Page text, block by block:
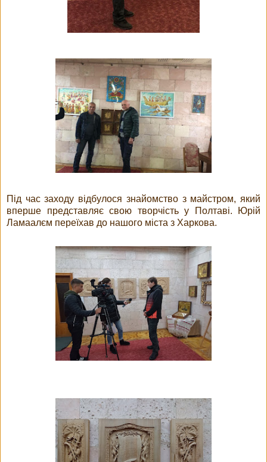
Під час заходу відбулося знайомство з майстром, який
вперше представляє свою творчість у Полтаві. Юрій
Ламаалєм переїхав до нашого міста з Харкова.